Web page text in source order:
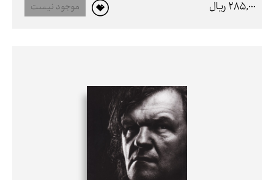
285,000 ريال
موجود نیست